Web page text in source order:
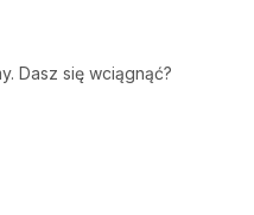
Dasz się wciągnąć?